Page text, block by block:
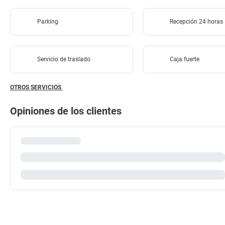
Parking Recepción 24 horas
Servicio de traslado Caja fuerte
OTROS SERVICIOS
Opiniones de los clientes